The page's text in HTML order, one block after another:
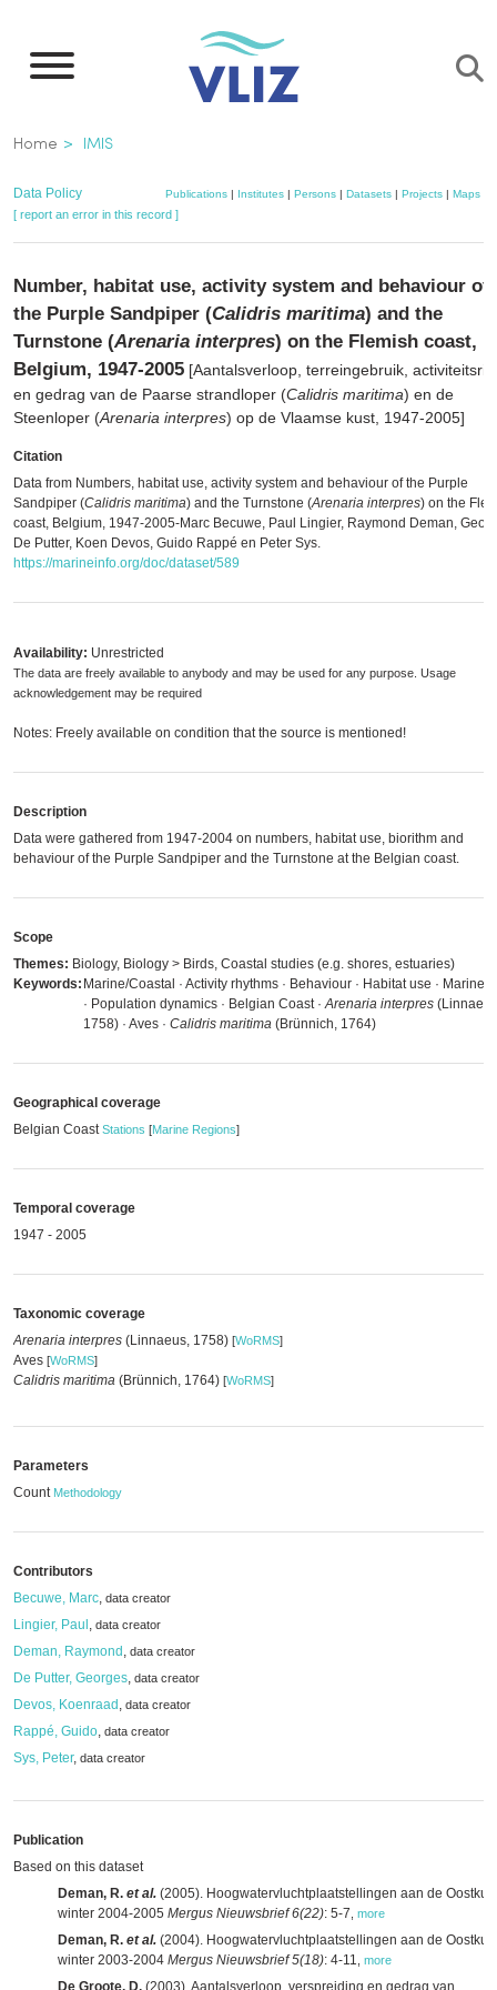
main
Breadcrumb
Home IMIS
Data Policy Publications| Institutes| Persons| Datasets| Projects| Maps
[ report an error in this record ]
Number, habitat use, activity system and behaviour of
the Purple Sandpiper (Calidris maritima) and the
Turnstone (Arenaria interpres) on the Flemish coast,
Belgium, 1947-2005 [Aantalsverloop, terreingebruik,
en gedrag van de Paarse strandloper (Calidris maritima) en de
Steenloper (Arenaria interpres) op de Vlaamse kust, 1947-2005]
Citation
Data from Numbers, habitat use, activity system and behaviour of the Purple
Sandpiper (Calidris maritima) and the Turnstone (Arenaria interpres) on the
coast, Belgium, 1947-2005-Marc Becuwe, Paul Lingier, Raymond Deman,
De Putter, Koen Devos, Guido Rappé en Peter Sys.
https://marineinfo.org/doc/dataset/589
Availability: Unrestricted
The data are freely available to anybody and may be used for any purpose. Usage
acknowledgement may be required
Notes: Freely available on condition that the source is mentioned!
Description
Data were gathered from 1947-2004 on numbers, habitat use, biorithm and
behaviour of the Purple Sandpiper and the Turnstone at the Belgian coast.
Scope
Themes: Biology, Biology > Birds, Coastal studies (e.g. shores, estuaries)
Keywords: Marine/Coastal · Activity rhythms · Behaviour · Habitat use · Marine
· Population dynamics · Belgian Coast ·Arenaria interpres
1758) · Aves · Calidris maritima (Brünnich, 1764)
Geographical coverage
Belgian CoastStations [Marine Regions]
Temporal coverage
1947 - 2005
Taxonomic coverage
Arenaria interpres (Linnaeus, 1758) [WoRMS]
Aves [WoRMS]
Calidris maritima (Brünnich, 1764) [WoRMS]
Parameters
Count Methodology
Contributors
Becuwe, Marc, data creator
Lingier, Paul , data creator
Deman, Raymond , data creator
De Putter, Georges, data creator
Devos, Koenraad , data creator
Rappé, Guido, data creator
Sys, Peter, data creator
Publication
Based on this dataset
Deman, R. et al. (2005). Hoogwatervluchtplaatstellingen aan de
winter 2004-2005 Mergus Nieuwsbrief 6(22): 5-7 more
Deman, R. et al. (2004). Hoogwatervluchtplaatstellingen aan de
winter 2003-2004 Mergus Nieuwsbrief 5(18): 4-11 more
De Groote, D. (2003). Aantalsverloop, verspreiding en gedrag van